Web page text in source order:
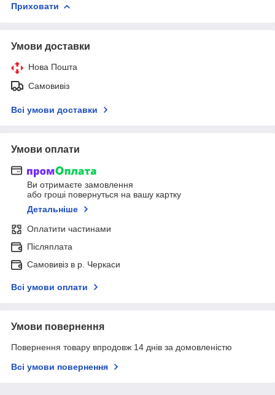
Приховати
Умови доставки
Нова Пошта
Самовивіз
Всі умови доставки
Умови оплати
Ви отримаєте замовлення
або гроші повернуться на вашу картку
Детальніше
Оплатити частинами
Післяплата
Самовивіз в р. Черкаси
Всі умови оплати
Умови повернення
Повернення товару впродовж 14 днів за домовленістю
Всі умови повернення